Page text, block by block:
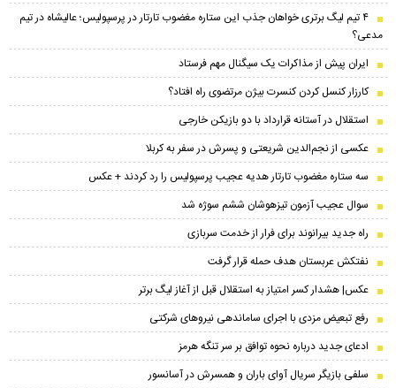
۴ تیم لیگ برتری خواهان جذب این ستاره مغضوب تارتار در پرسپولیس؛‌ عالیشاه در تیم
مدعی؟
ایران پیش از مذاکرات یک سیگنال مهم فرستاد
کارزار کنسل کردن کنسرت بیژن مرتضوی راه افتاد؟
استقلال در آستانه قرارداد با دو بازیکن خارجی
عکسی از نجم‌الدین شریعتی و پسرش در سفر به کربلا
سه ستاره مغضوب تارتار هدیه عجیب پرسپولیس را رد کردند + عکس
سوال عجیب آزمون تیزهوشان ششم سوژه شد
راه جدید بیرانوند برای فرار از خدمت سربازی
نفتکش عربستان هدف حمله قرار گرفت
عکس| هشدار کسر امتیاز به استقلال قبل از آغاز لیگ برتر
رفع تبعیض مزدی با اجرای ساماندهی نیروهای شرکتی
ادعای جدید درباره نحوه توافق بر سر تنگه هرمز
سلفی بازیگر سریال آوای باران و همسرش در آسانسور